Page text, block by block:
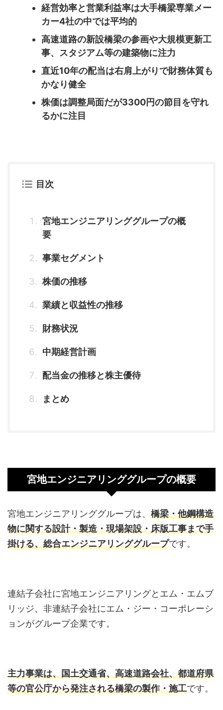
経営効率と営業利益率は大手橋梁専業メー
カー4社の中では平均的
高速道路の新設橋梁の参画や大規模更新工
事、スタジアム等の建築物に注力
直近10年の配当は右肩上がりで財務体質も
かなり健全
株価は調整局面だが3300円の節目を守れ
るかに注目
目次
宮地エンジニアリンググループの概
要
事業セグメント
株価の推移
業績と収益性の推移
財務状況
中期経営計画
配当金の推移と株主優待
まとめ
宮地エンジニアリンググループの概要
宮地エンジニアリンググループは、 橋梁・他鋼構造
物に関する設計・製造・現場架設・床版工事まで手
掛ける、総合エンジニアリンググループです。
連結子会社に宮地エンジニアリングとエム・エムブ
リッジ、非連結子会社にエム・ジー・コーポレーシ
ョンがグループ企業です。
主力事業は、国土交通省、高速道路会社、都道府県
等の官公庁から発注される橋梁の製作・施工です。